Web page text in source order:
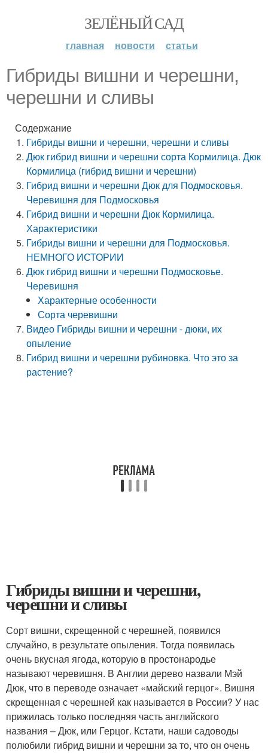
ЗЕЛЁНЫЙ САД
главная новости статьи
Гибриды вишни и черешни,
черешни и сливы
Содержание
Гибриды вишни и черешни, черешни и сливы
Дюк гибрид вишни и черешни сорта Кормилица. Дюк
Кормилица (гибрид вишни и черешни)
Гибрид вишни и черешни Дюк для Подмосковья.
Черевишня для Подмосковья
Гибрид вишни и черешни Дюк Кормилица.
Характеристики
Гибриды вишни и черешни для Подмосковья.
НЕМНОГО ИСТОРИИ
Дюк гибрид вишни и черешни Подмосковье.
Черевишня
Характерные особенности
Сорта черевишни
Видео Гибриды вишни и черешни - дюки, их
опыление
Гибрид вишни и черешни рубиновка. Что это за
растение?
Гибриды вишни и черешни,
черешни и сливы
Сорт вишни, скрещенной с черешней, появился
случайно, в результате опыления. Тогда появилась
очень вкусная ягода, которую в простонародье
называют черевишня. В Англии дерево назвали Мэй
Дюк, что в переводе означает «майский герцог». Вишня
скрещенная с черешней как называется в России? У нас
прижилась только последняя часть английского
названия – Дюк, или Герцог. Кстати, наши садоводы
полюбили гибрид вишни и черешни за то, что он очень